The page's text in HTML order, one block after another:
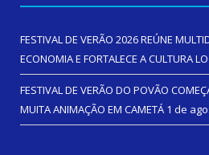
FESTIVAL DE VERÃO 2026 REÚNE
ECONOMIA E FORTALECE A CULTURA
FESTIVAL DE VERÃO DO POVÃO
MUITA ANIMAÇÃO EM CAMETÁ 1 de